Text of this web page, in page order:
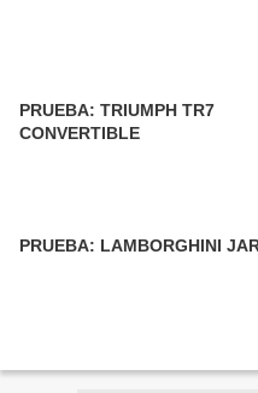
PRUEBA: TRIUMPH TR7
CONVERTIBLE
PRUEBA: LAMBORGHINI